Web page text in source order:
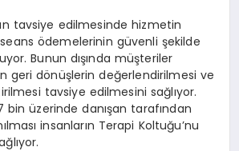
tavsiye edilmesinde hizmetin
ödemelerinin güvenli şekilde
Bunun dışında müşteriler
geri dönüşlerin değerlendirilmesi ve
tavsiye edilmesini sağlıyor.
bin üzerinde danışan tarafından
insanların Terapi Koltuğu’nu